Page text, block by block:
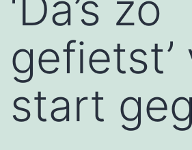
gefietst’
start